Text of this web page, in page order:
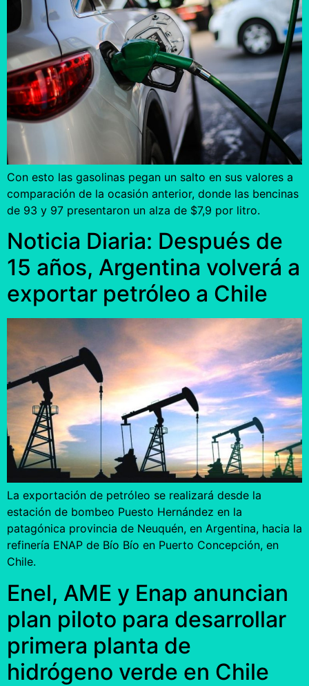
Con esto las gasolinas pegan un salto en sus valores a
comparación de la ocasión anterior, donde las bencinas
de 93 y 97 presentaron un alza de $7,9 por litro.
Noticia Diaria: Después de
15 años, Argentina volverá a
exportar petróleo a Chile
La exportación de petróleo se realizará desde la
estación de bombeo Puesto Hernández en la
patagónica provincia de Neuquén, en Argentina, hacia la
refinería ENAP de Bío Bío en Puerto Concepción, en
Chile.
Enel, AME y Enap anuncian
plan piloto para desarrollar
primera planta de
hidrógeno verde en Chile